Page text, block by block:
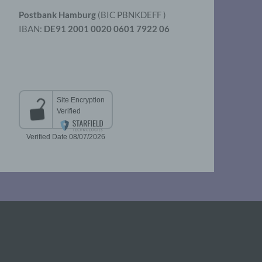
Postbank Hamburg (BIC PBNKDEFF )
IBAN: DE91 2001 0020 0601 7922 06